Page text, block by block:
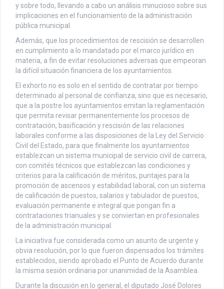
y sobre todo, llevando a cabo un análisis minucioso sobre sus
implicaciones en el funcionamiento de la administración
pública municipal.
Además, que los procedimientos de rescisión se desarrollen
en cumplimiento a lo mandatado por el marco jurídico en
materia, a fin de evitar resoluciones adversas que empeoran
la difícil situación financiera de los ayuntamientos.
El exhorto no es solo en el sentido de contratar por tiempo
determinado al personal de confianza, sino que es necesario,
que a la postre los ayuntamientos emitan la reglamentación
que permita revisar permanentemente los procesos de
contratación, basificación y rescisión de las relaciones
laborales conforme a las disposiciones de la Ley del Servicio
Civil del Estado, para que finalmente los ayuntamientos
establezcan un sistema municipal de servicio civil de carrera,
con comités técnicos que establezcan las condiciones y
criterios para la calificación de méritos, puntajes para la
promoción de ascensos y estabilidad laboral, con un sistema
de calificación de puestos, salarios y tabulador de puestos,
evaluación permanente e integral que pongan fin a
contrataciones trianuales y se conviertan en profesionales
de la administración municipal.
La iniciativa fue considerada como un asunto de urgente y
obvia resolución, por lo que fueron dispensados los trámites
establecidos, siendo aprobado el Punto de Acuerdo durante
la misma sesión ordinaria por unanimidad de la Asamblea.
Durante la discusión en lo general, el diputado José Dolores